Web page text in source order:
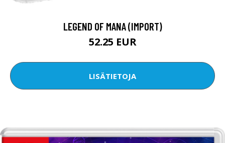
LEGEND OF MANA (IMPORT)
52.25 EUR
LISÄTIETOJA